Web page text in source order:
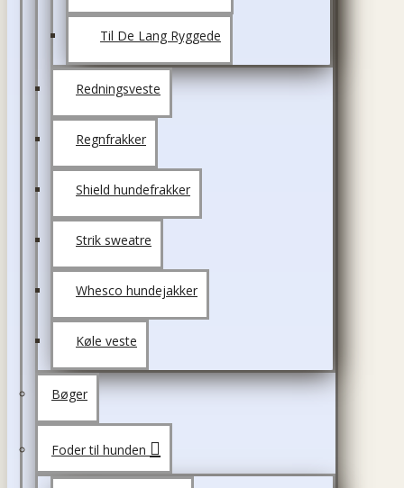
Til De Lang Ryggede
Redningsveste
Regnfrakker
Shield hundefrakker
Strik sweatre
Whesco hundejakker
Køle veste
Bøger
Foder til hunden